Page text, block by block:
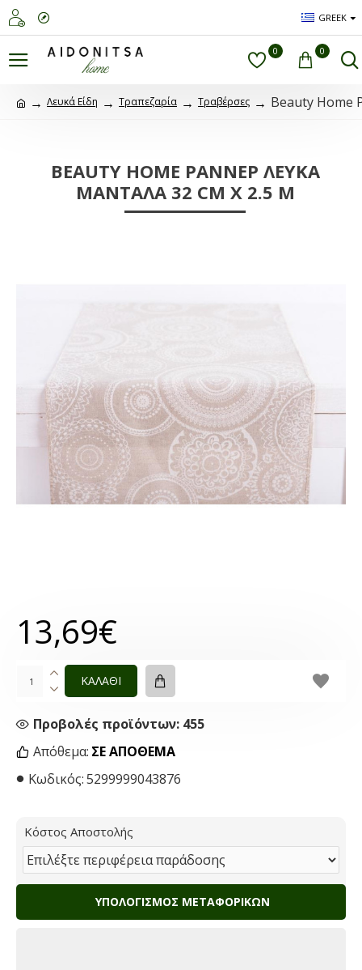
GREEK
0 0
Λευκά Είδη Τραπεζαρία Τραβέρσες Beauty Home
BEAUTY HOME ΡΑΝΝΕΡ ΛΕΥΚΑ
ΜΑΝΤΑΛΑ 32 CM X 2.5 M
Απόθεμα: ΣΕ ΑΠΌΘΕΜΑ
Κωδικός:5299999043876
Προβολές προϊόντων: 455
13,69€
ΚΑΛΑΘΙ
Κόστος Αποστολής
ΥΠΟΛΟΓΙΣΜΌΣ ΜΕΤΑΦΟΡΙΚΏΝ